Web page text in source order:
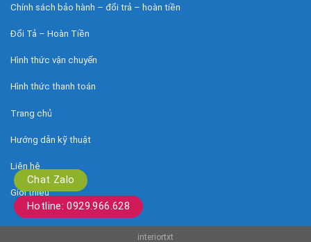
Chat Zalo
Hotline: 0929.966.628
Chính sách bảo hành – đổi trả – hoàn tiền
Đổi Tả – Hoàn Tiền
Hình thức vận chuyển
Hình thức thanh toán
Trang chủ
Hướng dẫn kỹ thuật
Liên hệ
Giới thiệu
interiortxt